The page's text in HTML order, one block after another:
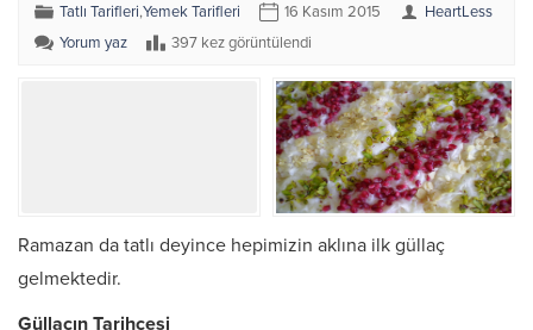
Tatlı Tarifleri,Yemek Tarifleri 16 Kasım 2015
HeartLess
Yorum yaz
397 kez görüntülendi
Ramazan da tatlı deyince hepimizin aklına ilk güllaç
gelmektedir.
Güllaçın Tarihçesi